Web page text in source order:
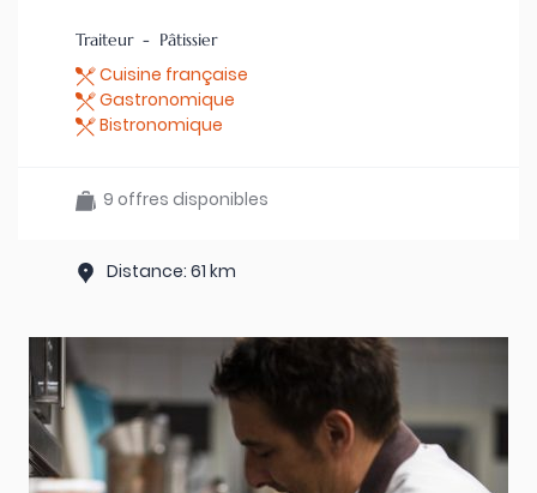
Traiteur - Pâtissier
Cuisine française
Gastronomique
Bistronomique
9 offres disponibles
Distance: 61 km